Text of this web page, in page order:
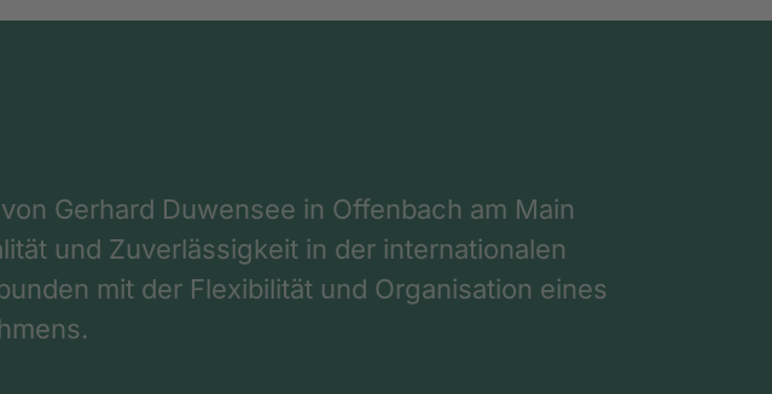
Gerhard Duwensee in Offenbach am Main
und Zuverlässigkeit in der internationalen
mit der Flexibilität und Organisation eines